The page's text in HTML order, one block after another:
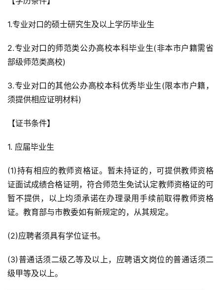
1.专业对口的硕士研究生及以上学历毕业生
2.专业对口的师范类公办高校本科毕业生(非本市户籍需省
部级师范类高校)
3.专业对口的其他公办高校本科优秀毕业生(限本市户籍，
须提供相应证明材料)
【证书条件】
1. 应届毕业生
(1)持有相应的教师资格证。暂未持证的，可提供教师资格
证面试成绩合格证明，符合师范生免试认定教师资格证的可
暂不提供，以上均须承诺在办理录用手续前取得教师资格
证。教育部与市教委如有新规定的，从其规定。
(2)应聘者须具有学位证书。
(3)普通话须二级乙等及以上，应聘语文岗位的普通话须二
级甲等及以上。